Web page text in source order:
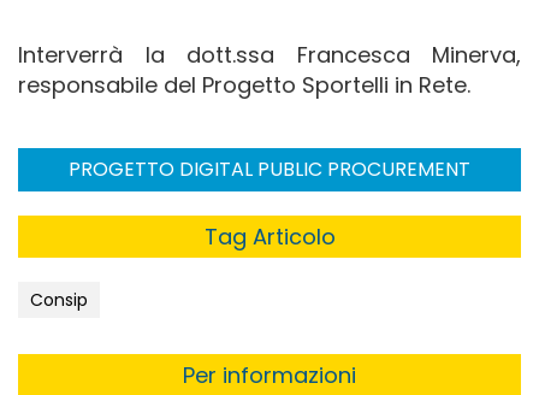
Interverrà la dott.ssa Francesca Minerva,
responsabile del Progetto Sportelli in Rete.
PROGETTO DIGITAL PUBLIC PROCUREMENT
Tag Articolo
Consip
Per informazioni